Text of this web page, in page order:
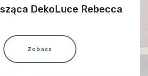
DekoLuce Rebecca
Zobacz